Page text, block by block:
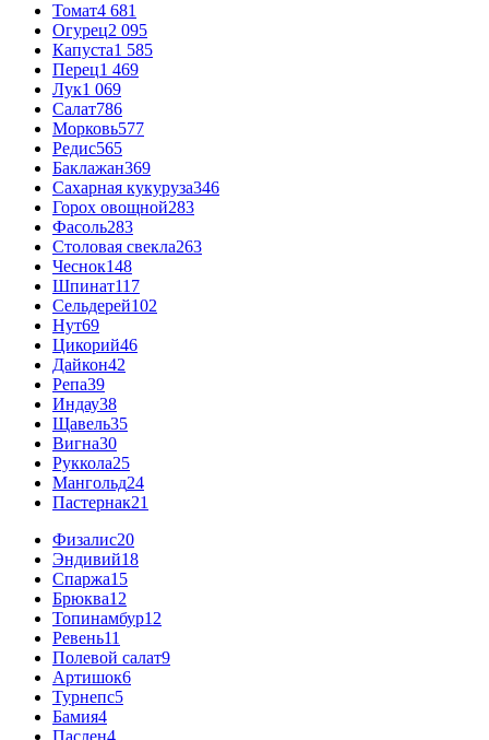
Томат4 681
Огурец2 095
Капуста1 585
Перец1 469
Лук1 069
Салат786
Морковь577
Редис565
Баклажан369
Сахарная кукуруза346
Горох овощной283
Фасоль283
Столовая свекла263
Чеснок148
Шпинат117
Сельдерей102
Нут69
Цикорий46
Дайкон42
Репа39
Индау38
Щавель35
Вигна30
Руккола25
Мангольд24
Пастернак21
Физалис20
Эндивий18
Спаржа15
Брюква12
Топинамбур12
Ревень11
Полевой салат9
Артишок6
Турнепс5
Бамия4